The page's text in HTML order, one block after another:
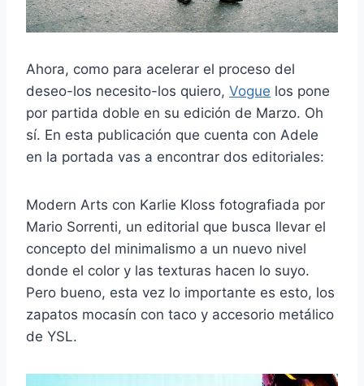
Ahora, como para acelerar el proceso del
deseo-los necesito-los quiero, Vogue los pone
por partida doble en su edición de Marzo. Oh
sí. En esta publicación que cuenta con Adele
en la portada vas a encontrar dos editoriales:
Modern Arts con Karlie Kloss fotografiada por
Mario Sorrenti, un editorial que busca llevar el
concepto del minimalismo a un nuevo nivel
donde el color y las texturas hacen lo suyo.
Pero bueno, esta vez lo importante es esto, los
zapatos mocasín con taco y accesorio metálico
de YSL.